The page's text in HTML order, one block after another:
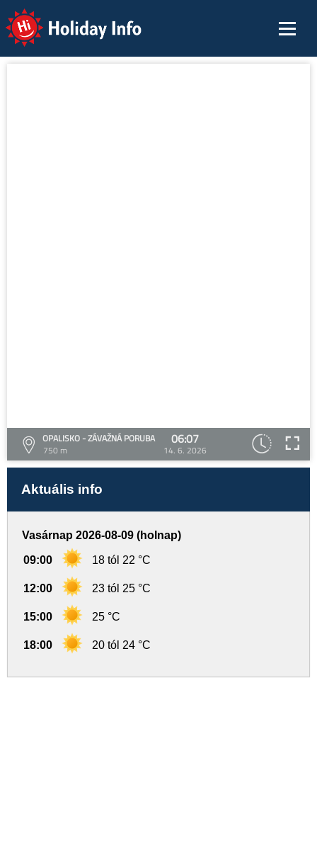
Holiday Info
OPALISKO - ZÁVAŽNÁ PORUBA
750 m
06:07
14. 6. 2026
Aktuális info
Vasárnap 2026-08-09 (holnap)
09:00 18 tól 22 °C
12:00 23 tól 25 °C
15:00 25 °C
18:00 20 tól 24 °C